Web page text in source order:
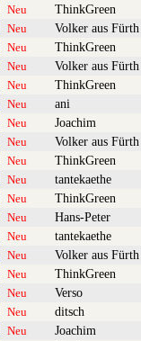
Neu ThinkGreen
Neu Volker aus Fürth
Neu ThinkGreen
Neu Volker aus Fürth
Neu ThinkGreen
Neu ani
Neu Joachim
Neu Volker aus Fürth
Neu ThinkGreen
Neu tantekaethe
Neu ThinkGreen
Neu Hans-Peter
Neu tantekaethe
Neu Volker aus Fürth
Neu ThinkGreen
Neu Verso
Neu ditsch
Neu Joachim